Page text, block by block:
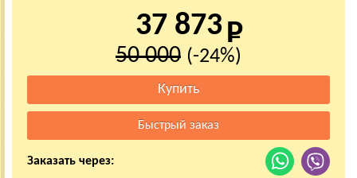
37 873
50 000 (-24%)
Заказать через: